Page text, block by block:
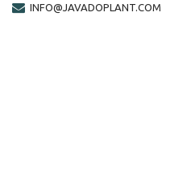
INFO@JAVADOPLANT.COM